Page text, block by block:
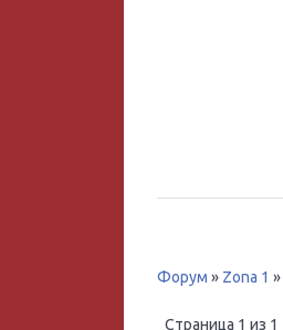
Форум » Zona 1 »
Страница 1 из 1